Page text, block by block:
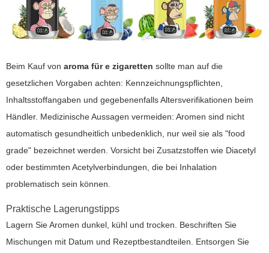
Beim Kauf von aroma für e zigaretten sollte man auf die
gesetzlichen Vorgaben achten: Kennzeichnungspflichten,
Inhaltsstoffangaben und gegebenenfalls Altersverifikationen beim
Händler. Medizinische Aussagen vermeiden: Aromen sind nicht
automatisch gesundheitlich unbedenklich, nur weil sie als "food
grade" bezeichnet werden. Vorsicht bei Zusatzstoffen wie Diacetyl
oder bestimmten Acetylverbindungen, die bei Inhalation
problematisch sein können.
Praktische Lagerungstipps
Lagern Sie Aromen dunkel, kühl und trocken. Beschriften Sie
Mischungen mit Datum und Rezeptbestandteilen. Entsorgen Sie